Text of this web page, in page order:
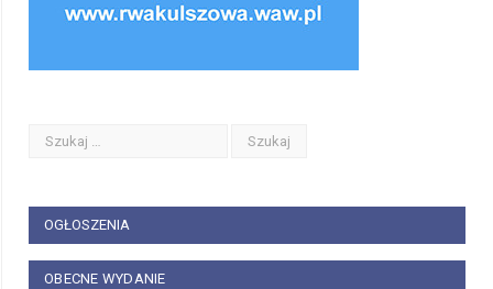
OGŁOSZENIA
OBECNE WYDANIE